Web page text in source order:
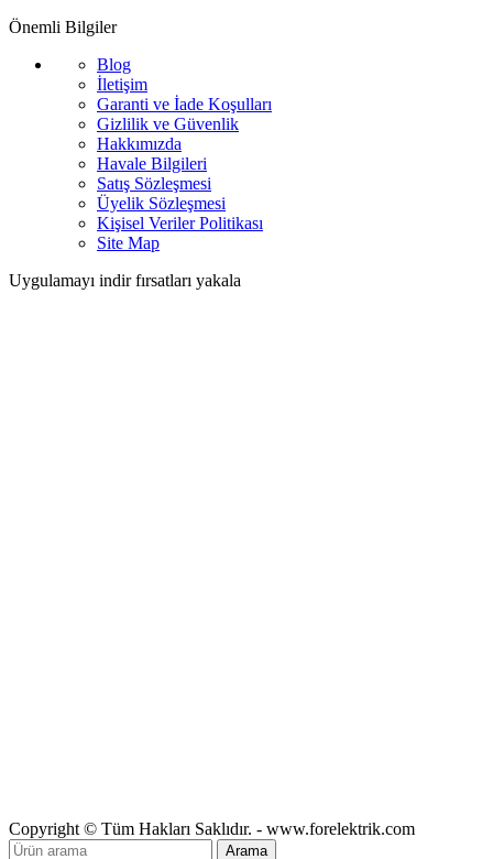
Önemli Bilgiler
Blog
İletişim
Garanti ve İade Koşulları
Gizlilik ve Güvenlik
Hakkımızda
Havale Bilgileri
Satış Sözleşmesi
Üyelik Sözleşmesi
Kişisel Veriler Politikası
Site Map
Uygulamayı indir fırsatları yakala
Copyright © Tüm Hakları Saklıdır. - www.forelektrik.com
Arama